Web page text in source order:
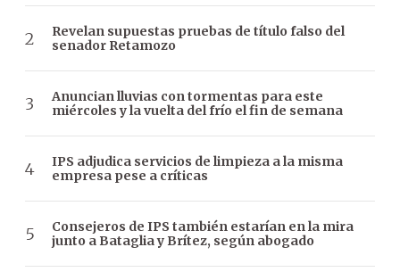
Revelan supuestas pruebas de título falso del
senador Retamozo
Anuncian lluvias con tormentas para este
miércoles y la vuelta del frío el fin de semana
IPS adjudica servicios de limpieza a la misma
empresa pese a críticas
Consejeros de IPS también estarían en la mira
junto a Bataglia y Brítez, según abogado